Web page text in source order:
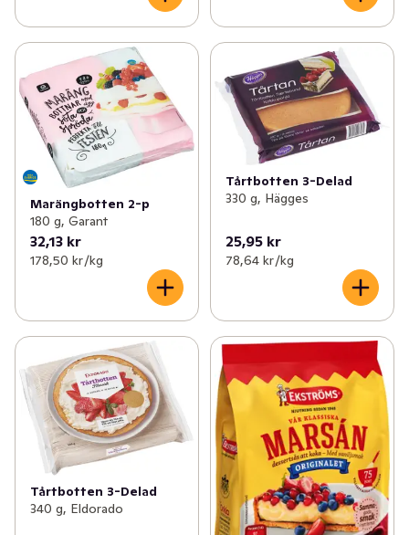
Marängbotten 2-p
180 g, Garant
32,13 kr
178,50 kr /kg
Tårtbotten 3-Delad
330 g, Hägges
25,95 kr
78,64 kr /kg
Tårtbotten 3-Delad
340 g, Eldorado